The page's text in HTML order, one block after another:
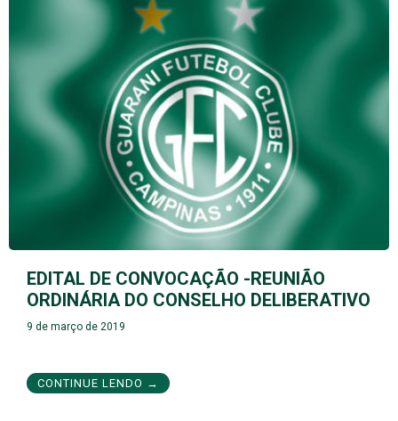
EDITAL DE CONVOCAÇÃO -REUNIÃO
ORDINÁRIA DO CONSELHO DELIBERATIVO
9 de março de 2019
CONTINUE LENDO →